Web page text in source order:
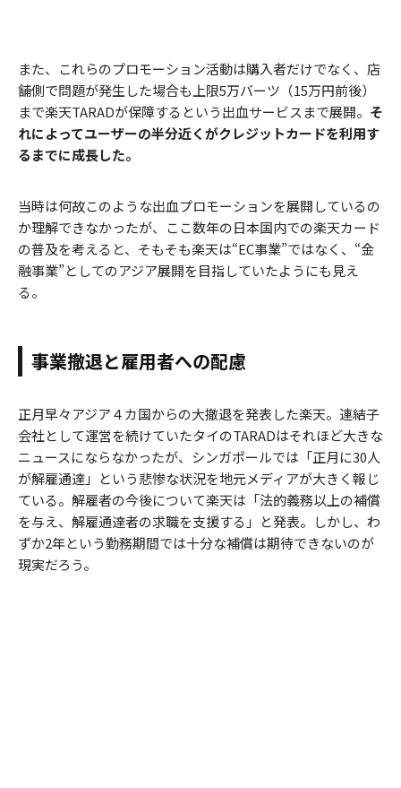
また、これらのプロモーション活動は購入者だけでなく、店
舗側で問題が発生した場合も上限5万バーツ（15万円前後）
まで楽天TARADが保障するという出血サービスまで展開。 そ
れによってユーザーの半分近くがクレジットカードを利用す
るまでに成長した。
当時は何故このような出血プロモーションを展開しているの
か理解できなかったが、ここ数年の日本国内での楽天カード
の普及を考えると、そもそも楽天は“EC事業”ではなく、“金
融事業”としてのアジア展開を目指していたようにも見え
る。
事業撤退と雇用者への配慮
正月早々アジア４カ国からの大撤退を発表した楽天。連結子
会社として運営を続けていたタイのTARADはそれほど大きな
ニュースにならなかったが、シンガポールでは「正月に30人
が解雇通達」という悲惨な状況を地元メディアが大きく報じ
ている。解雇者の今後について楽天は「法的義務以上の補償
を与え、解雇通達者の求職を支援する」と発表。しかし、わ
ずか2年という勤務期間では十分な補償は期待できないのが
現実だろう。